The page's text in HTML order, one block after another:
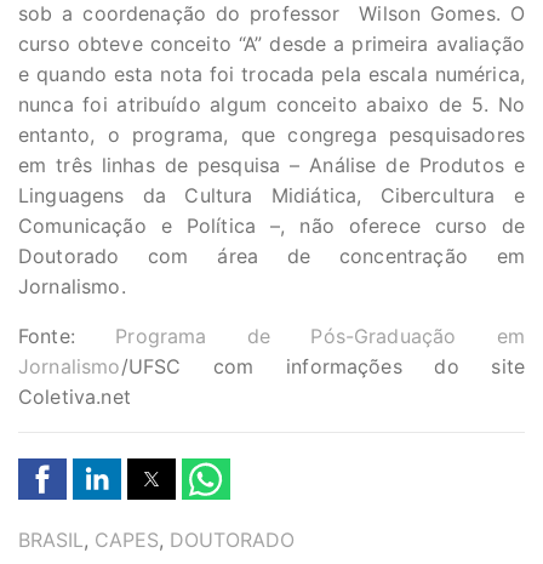
sob a coordenação do professor Wilson Gomes. O
curso obteve conceito “A” desde a primeira avaliação
e quando esta nota foi trocada pela escala numérica,
nunca foi atribuído algum conceito abaixo de 5. No
entanto, o programa, que congrega pesquisadores
em três linhas de pesquisa – Análise de Produtos e
Linguagens da Cultura Midiática, Cibercultura e
Comunicação e Política –, não oferece curso de
Doutorado com área de concentração em
Jornalismo.
Fonte: Programa de Pós-Graduação em
Jornalismo/UFSC com informações do site
Coletiva.net
TAGS
BRASIL, CAPES, DOUTORADO